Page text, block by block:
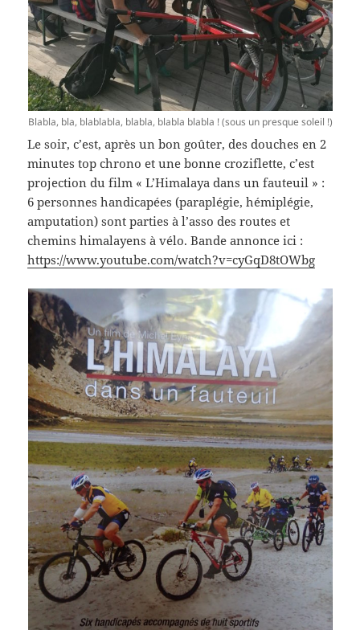
Blabla, bla, blablabla, blabla, blabla blabla ! (sous un presque soleil !)
Le soir, c’est, après un bon goûter, des douches en 2
minutes top chrono et une bonne croziflette, c’est
projection du film « L’Himalaya dans un fauteuil » :
6 personnes handicapées (paraplégie, hémiplégie,
amputation) sont parties à l’asso des routes et
chemins himalayens à vélo. Bande annonce ici :
https://www.youtube.com/watch?v=cyGqD8tOWbg